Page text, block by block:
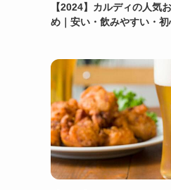
【2024】カルディの人気
め｜安い・飲みやすい・